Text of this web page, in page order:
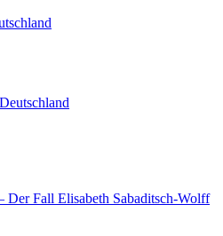
Der Fall Elisabeth Sabaditsch-Wolff